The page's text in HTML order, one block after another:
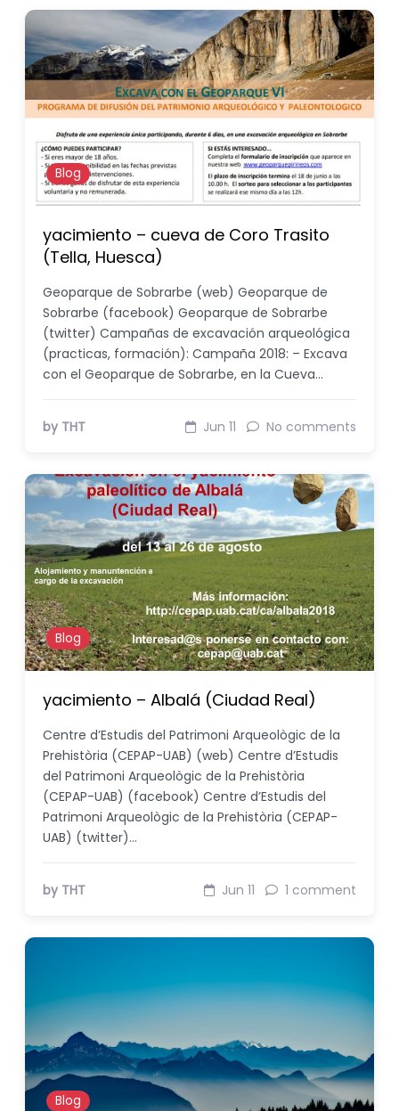
Blog
yacimiento – cueva de Coro Trasito
(Tella, Huesca)
Geoparque de Sobrarbe (web) Geoparque de
Sobrarbe (facebook) Geoparque de Sobrarbe
(twitter) Campañas de excavación arqueológica
(practicas, formación): Campaña 2018: – Excava
con el Geoparque de Sobrarbe, en la Cueva…
by THT Jun 11 No comments
Blog
yacimiento – Albalá (Ciudad Real)
Centre d’Estudis del Patrimoni Arqueològic de la
Prehistòria (CEPAP-UAB) (web) Centre d’Estudis
del Patrimoni Arqueològic de la Prehistòria
(CEPAP-UAB) (facebook) Centre d’Estudis del
Patrimoni Arqueològic de la Prehistòria (CEPAP-
UAB) (twitter)…
by THT Jun 11 1 comment
Blog